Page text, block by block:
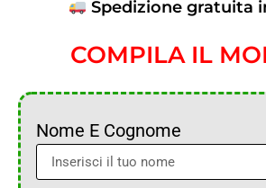
Spedizione gratuita
COMPILA IL
Nome E Cognome